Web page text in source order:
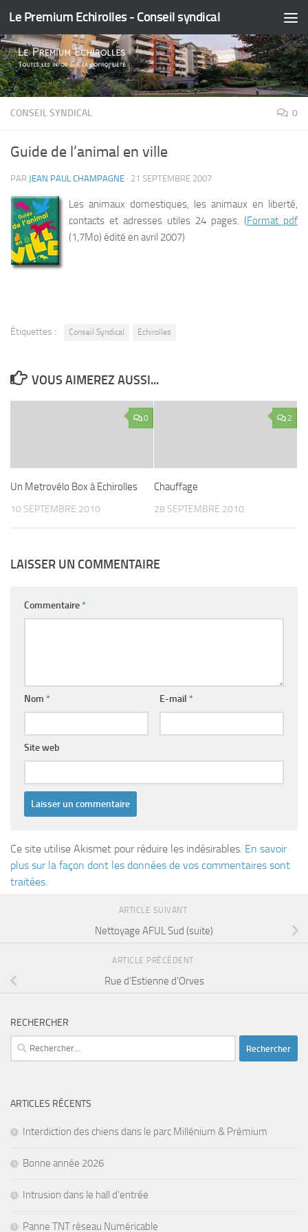
Skip to content
Le Premium Echirolles - Conseil syndical
CONSEIL SYNDICAL 0
Guide de l’animal en ville
PAR JEAN PAUL CHAMPAGNE · 21 SEPTEMBRE 2007
Les animaux domestiques, les animaux en liberté,
contacts et adresses utiles 24 pages. (Format pdf
(1,7Mo) édité en avril 2007)
Étiquettes : Conseil Syndical Echirolles
VOUS AIMEREZ AUSSI...
0
Un Metrovélo Box à Echirolles
10 SEPTEMBRE 2010
2
Chauffage
28 SEPTEMBRE 2010
LAISSER UN COMMENTAIRE
Commentaire*
Nom * E-mail *
Site web
Ce site utilise Akismet pour réduire les indésirables. En savoir
plus sur la façon dont les données de vos commentaires sont
traitées.
ARTICLE SUIVANT
Nettoyage AFUL Sud (suite)
ARTICLE PRÉCÉDENT
Rue d’Estienne d’Orves
RECHERCHER
Rechercher :
ARTICLES RÉCENTS
Interdiction des chiens dans le parc Millénium & Prémium
Bonne année 2026
Intrusion dans le hall d’entrée
Panne TNT réseau Numéricable